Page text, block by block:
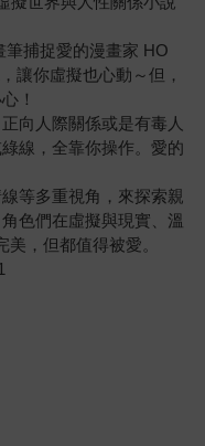
捕捉愛的漫畫家 HO
讓你虛擬也心動～但，
！
向人際關係或是有毒人
線，全靠你操作。愛的
等多重視角，來探索親
色們在虛擬與現實、溫
，但都值得被愛。